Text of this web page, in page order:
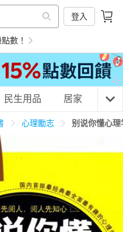
登入
數！
養生保健
運動休閒 親子玩具
民生用品 居家 3C
心理勵志 别说你懂心